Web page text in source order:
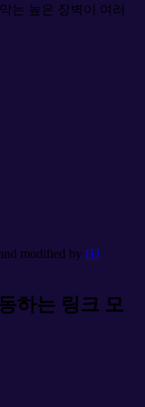
는 높은 장벽이 여러
and modified by HJ
하는 링크 모